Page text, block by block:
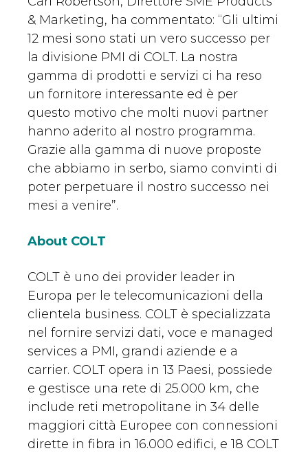
& Marketing, ha commentato: “Gli ultimi
12 mesi sono stati un vero successo per
la divisione PMI di COLT. La nostra
gamma di prodotti e servizi ci ha reso
un fornitore interessante ed è per
questo motivo che molti nuovi partner
hanno aderito al nostro programma.
Grazie alla gamma di nuove proposte
che abbiamo in serbo, siamo convinti di
poter perpetuare il nostro successo nei
mesi a venire”.
About COLT
COLT è uno dei provider leader in
Europa per le telecomunicazioni della
clientela business. COLT è specializzata
nel fornire servizi dati, voce e managed
services a PMI, grandi aziende e a
carrier. COLT opera in 13 Paesi, possiede
e gestisce una rete di 25.000 km, che
include reti metropolitane in 34 delle
maggiori città Europee con connessioni
dirette in fibra in 16.000 edifici, e 18 COLT